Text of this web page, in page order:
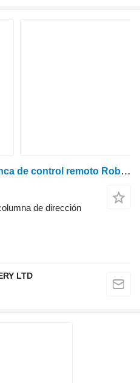
Hyundai Conjunto de palanca de control remoto Robex 130lc-3, R130lc3, R130w3 Rhs 31e 31ER20060 conmutador en la columna de dirección para R130LC-3
de dirección
LTD